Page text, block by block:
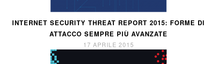
INTERNET SECURITY THREAT REPORT 2015: FORME DI
ATTACCO SEMPRE PIÙ AVANZATE
17 APRILE 2015